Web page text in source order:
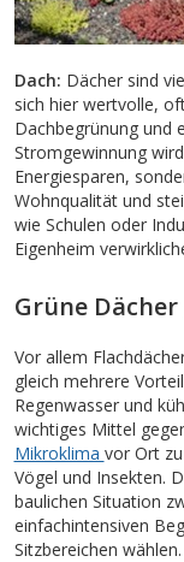
Dach: Dächer sind
sich hier wertvolle,
Dachbegrünung und
Stromgewinnung
Energiesparen,
Wohnqualität und
wie Schulen oder
Eigenheim
Grüne
Vor allem
gleich mehrere
Regenwasser und
wichtiges Mittel
Mikroklima vor Ort
Vögel und Insekten.
baulichen Situation
einfachintensiven
Sitzbereichen